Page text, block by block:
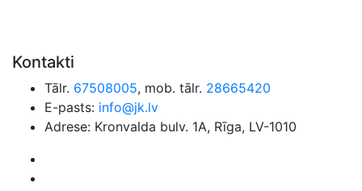
Kontakti
Tālr. 67508005, mob. tālr. 28665420
E-pasts: info@jk.lv
Adrese: Kronvalda bulv. 1A, Rīga, LV-1010